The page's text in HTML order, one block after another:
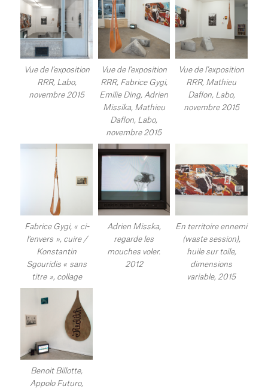
Vue de l’exposition
RRR, Labo,
novembre 2015
Vue de l’exposition
RRR, Fabrice Gygi,
Emilie Ding, Adrien
Missika, Mathieu
Daflon, Labo,
novembre 2015
Vue de l’exposition
RRR, Mathieu
Daflon, Labo,
novembre 2015
Fabrice Gygi, « ci-
l’envers », cuire /
Konstantin
Sgouridis « sans
titre », collage
Adrien Misska,
regarde les
mouches voler.
2012
En territoire ennemi
(waste session),
huile sur toile,
dimensions
variable, 2015
Benoit Billotte,
Appolo Futuro,